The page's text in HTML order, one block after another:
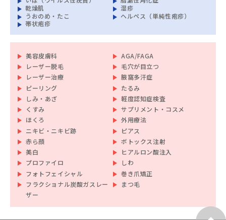
乾燥肌
湿疹
うおのめ・たこ
ヘルペス（単純性疱疹）
帯状疱疹
美容皮膚科
AGA/FAGA
レーザー脱毛
毛穴が目立つ
レーザー治療
腋窩多汗症
ピーリング
たるみ
しみ・あざ
軽度認知症検査
くすみ
サプリメント・コスメ
ほくろ
外用療法
ニキビ・ニキビ跡
ピアス
赤ら顔
ボトックス注射
美白
ヒアルロン酸注入
プロファイロ
しわ
フォトフェイシャル
巻き爪矯正
フラクショナル炭酸ガスレー
ザー
まつ毛